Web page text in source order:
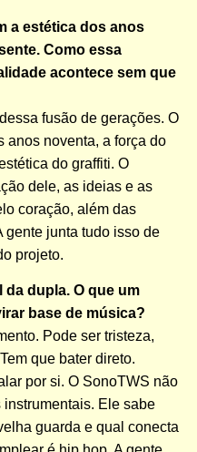
a estética dos anos
Como essa
acontece sem que
fusão de gerações. O
anos noventa, a força do
do graffiti. O
dele, as ideias e as
coração, além das
gente junta tudo isso de
projeto.
da dupla. O que um
base de música?
Pode ser tristeza,
que bater direto.
por si. O SonoTWS não
Ele sabe
guarda e qual conecta